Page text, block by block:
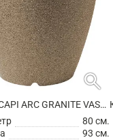
search
КАШПО CAPI ARC GRANITE VASE ELEGANT WARM TAUPE
80 см.
93 см.